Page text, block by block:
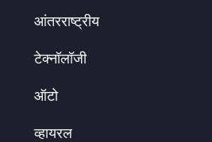
आंतरराष्ट्रीय
टेक्नॉलॉजी
ऑटो
व्हायरल